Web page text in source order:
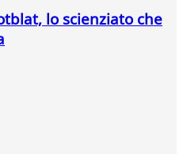
lo scienziato che